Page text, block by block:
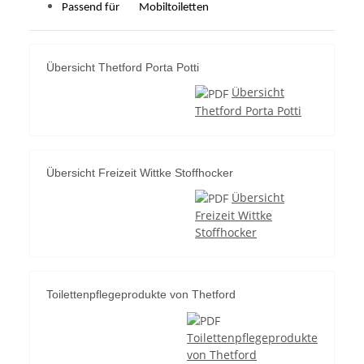
Passend für Mobiltoiletten
Übersicht Thetford Porta Potti
Übersicht
Thetford Porta Potti
Übersicht Freizeit Wittke Stoffhocker
Übersicht
Freizeit Wittke
Stoffhocker
Toilettenpflegeprodukte von Thetford
Toilettenpflegeprodukte
von Thetford